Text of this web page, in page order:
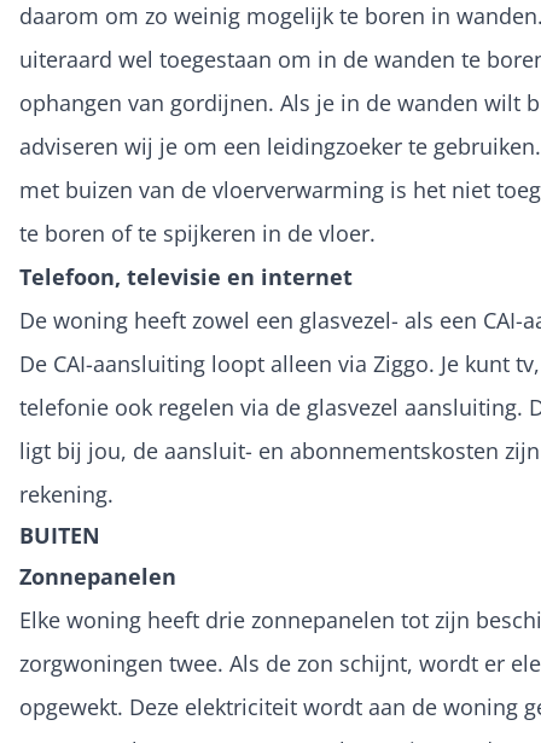
daarom om zo weinig mogelijk te boren in
uiteraard wel toegestaan om in de wanden te
ophangen van gordijnen. Als je in de wanden wilt
adviseren wij je om een leidingzoeker te
met buizen van de vloerverwarming is het niet
te boren of te spijkeren in de vloer.
Telefoon, televisie en internet
De woning heeft zowel een glasvezel- als een CAI-
De CAI-aansluiting loopt alleen via Ziggo. Je kunt
telefonie ook regelen via de glasvezel aansluiting.
ligt bij jou, de aansluit- en abonnementskosten
rekening.
BUITEN
Zonnepanelen
Elke woning heeft drie zonnepanelen tot zijn
zorgwoningen twee. Als de zon schijnt, wordt er
opgewekt. Deze elektriciteit wordt aan de woning